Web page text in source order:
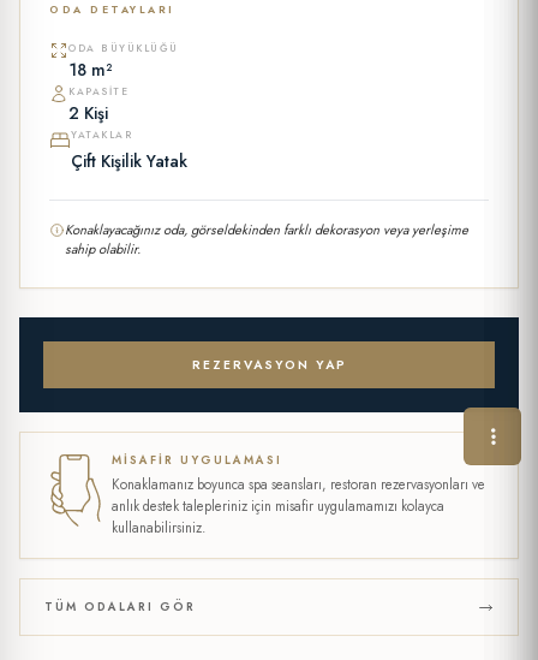
ODA DETAYLARI
ODA BÜYÜKLÜĞÜ
18 m²
KAPASITE
2 Kişi
YATAKLAR
Çift Kişilik Yatak
Konaklayacağınız oda, görseldekinden farklı dekorasyon veya yerleşime
sahip olabilir.
REZERVASYON YAP
MISAFIR UYGULAMASI
Konaklamanız boyunca spa seansları, restoran rezervasyonları ve
anlık destek talepleriniz için misafir uygulamamızı kolayca
kullanabilirsiniz.
TÜM ODALARI GÖR